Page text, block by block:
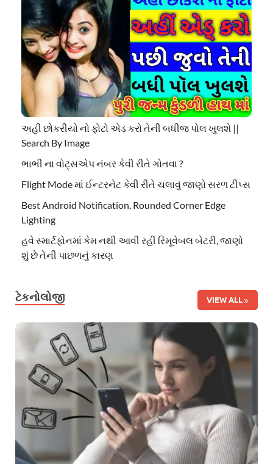
અહી છોકરીયો નો ફોટો એડ કરો તેની બધીજ પોલ ખુલશે ||
Search By Image
ભાભી ના વોટ્સએપ નંબર કેવી રીતે ગોતવા ?
Flight Mode માં ઈન્ટરનેટ કેવી રીતે ચલાવું જાણો સરળ ટીપ્સ
Best Android Notification, Rounded Corner Edge
Lighting
હવે સ્માર્ટફોનમાં કેમ નથી આવી રહી રિમૂવેબલ બેટરી, જાણો
શું છે તેની પાછળનું કારણ
ટેકનોલોજી VIEW ALL